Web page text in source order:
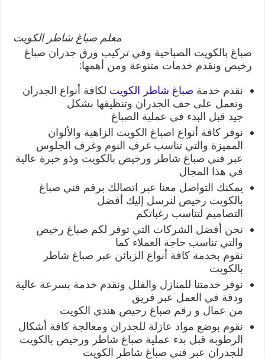
معلم صباغ شاطر الكويت
صباغ بالكويت الصباحية وفي تركيب ورق جدران صباغ
رخيص ونقدم خدمات متنوعة ومن أهمها:
نقدم خدمة صباغ شاطر الكويت لكافة أنواع الجدران
ونعمل على حف الجدران وتنظيفها بشكل
جيد قبل البدء في عملية الصباغ
نوفر كافة أنواع اصباغ الكويت الزاهية والألوان
المميزة والتي تناسب غرف النوم وغرف الجلوس
عبر فني صباغ شاطر ورخيص بالكويت وذو خبرة عالية
في هذا المجال
يمكنك التواصل معنا عبر اتصالك برقم فني صباغ
بالكويت رخيص لنرسل إليك أفضل
التصاميم لتناسب رغباتكم
نحن أفضل الشركات التي توفر لكم صباغ رخيص
والتي تناسب حاجة العملاء كما
نقوم بخدمة كافة أنواع الزبائن عبر صباغ شاطر
بالكويت
نوفر خدمتنا للمنازل والفلل ونقدم خدمة بسرعة عالية
ودقة في العمل عبر فريق
من عمال و رقم صباغ رخيص هندي الكويت
نقوم بوضع مواد عازلة للجدران ومعالجة كافة أشكال
الرطوبة قبل بدء عملية صباغ شاطر ورخيص بالكويت
للجدران عبر فني صباغ شاطر الكويت